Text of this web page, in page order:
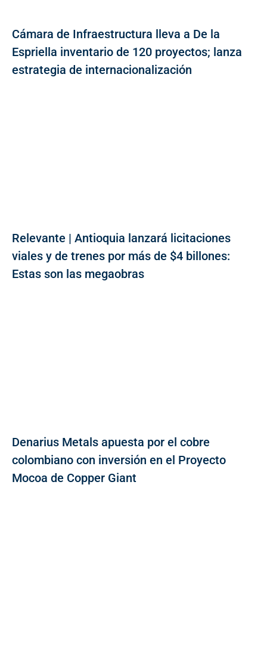
Cámara de Infraestructura lleva a De la
Espriella inventario de 120 proyectos; lanza
estrategia de internacionalización
Relevante | Antioquia lanzará licitaciones
viales y de trenes por más de $4 billones:
Estas son las megaobras
Denarius Metals apuesta por el cobre
colombiano con inversión en el Proyecto
Mocoa de Copper Giant